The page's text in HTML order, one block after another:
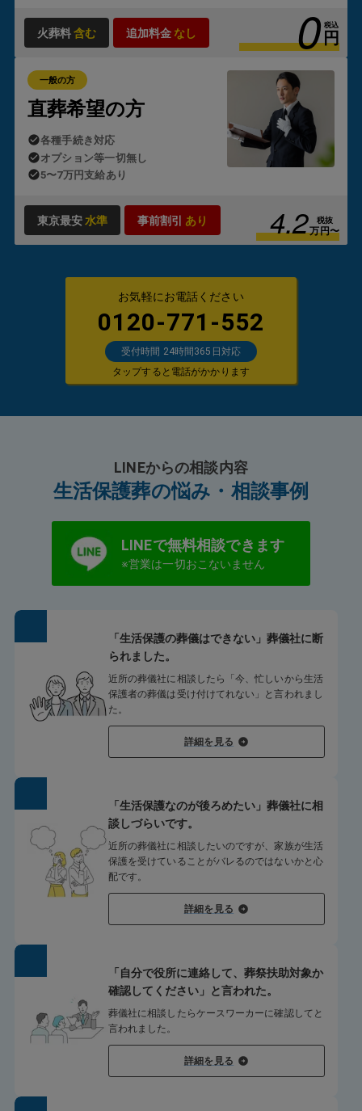
のお葬式」では
ケースワーカー様とのやり取りや申請手続き
も含め、すべて代行しております。
火葬料含む 追加料金 なし 0 税込
円
一般の方
直葬希望の方
各種手続き対応
オプション等一切無し
5〜7万円支給あり
東京最安水準 事前割引 あり 4.2 税抜
万円〜
お気軽にお電話ください
0120-771-552
受付時間 24時間365日対応
タップすると電話がかかります
LINEからの相談内容
生活保護葬の悩み・相談事例
LINEで無料相談できます
※営業は一切おこないません
「生活保護の葬儀はできない」葬儀社に断
られました。
近所の葬儀社に相談したら「今、忙しいから生活
保護者の葬儀は受け付けてれない」と言われまし
た。
詳細を見る
「生活保護なのが後ろめたい」葬儀社に相
談しづらいです。
近所の葬儀社に相談したいのですが、家族が生活
保護を受けていることがバレるのではないかと心
配です。
詳細を見る
「自分で役所に連絡して、葬祭扶助対象か
確認してください」と言われた。
葬儀社に相談したらケースワーカーに確認してと
言われました。
詳細を見る